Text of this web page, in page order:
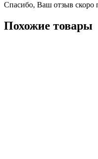
Спасибо, Ваш отзыв скоро
Похожие товары